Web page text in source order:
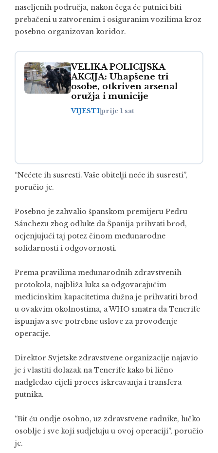
naseljenih područja, nakon čega će putnici biti
prebačeni u zatvorenim i osiguranim vozilima kroz
posebno organizovan koridor.
VELIKA POLICIJSKA
AKCIJA: Uhapšene tri
osobe, otkriven arsenal
oružja i municije
VIJESTIprije 1 sat
“Nećete ih susresti. Vaše obitelji neće ih susresti”,
poručio je.
Posebno je zahvalio španskom premijeru Pedru
Sánchezu zbog odluke da Španija prihvati brod,
ocjenjujući taj potez činom međunarodne
solidarnosti i odgovornosti.
Prema pravilima međunarodnih zdravstvenih
protokola, najbliža luka sa odgovarajućim
medicinskim kapacitetima dužna je prihvatiti brod
u ovakvim okolnostima, a WHO smatra da Tenerife
ispunjava sve potrebne uslove za provođenje
operacije.
Direktor Svjetske zdravstvene organizacije najavio
je i vlastiti dolazak na Tenerife kako bi lično
nadgledao cijeli proces iskrcavanja i transfera
putnika.
“Bit ću ondje osobno, uz zdravstvene radnike, lučko
osoblje i sve koji sudjeluju u ovoj operaciji”, poručio
je.